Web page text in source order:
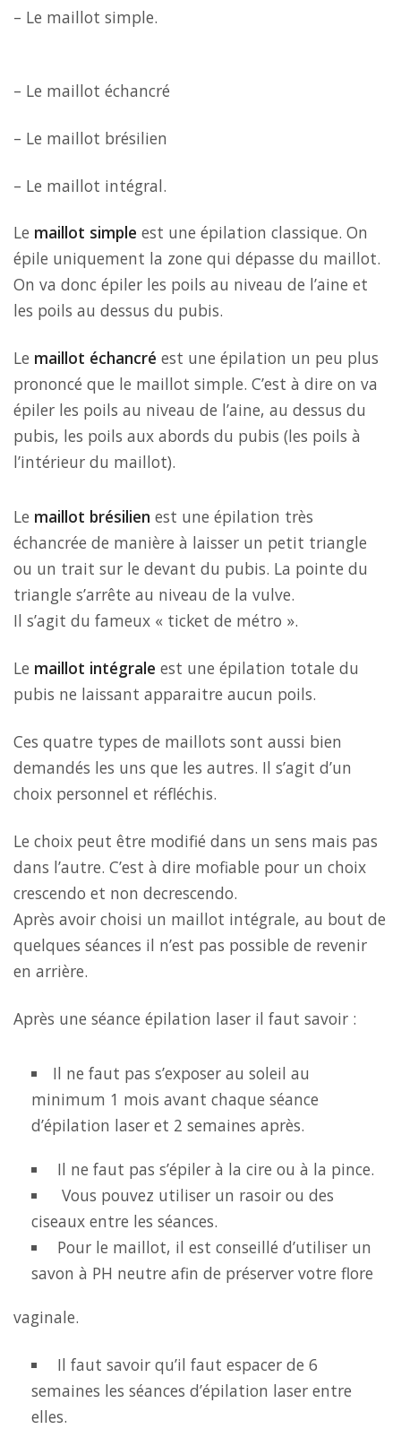
– Le maillot simple.
– Le maillot échancré
– Le maillot brésilien
– Le maillot intégral.
Le maillot simple est une épilation classique. On
épile uniquement la zone qui dépasse du maillot.
On va donc épiler les poils au niveau de l’aine et
les poils au dessus du pubis.
Le maillot échancré est une épilation un peu plus
prononcé que le maillot simple. C’est à dire on va
épiler les poils au niveau de l’aine, au dessus du
pubis, les poils aux abords du pubis (les poils à
l’intérieur du maillot).
Le maillot brésilien est une épilation très
échancrée de manière à laisser un petit triangle
ou un trait sur le devant du pubis. La pointe du
triangle s’arrête au niveau de la vulve.
Il s’agit du fameux « ticket de métro ».
Le maillot intégrale est une épilation totale du
pubis ne laissant apparaitre aucun poils.
Ces quatre types de maillots sont aussi bien
demandés les uns que les autres. Il s’agit d’un
choix personnel et réfléchis.
Le choix peut être modifié dans un sens mais pas
dans l’autre. C’est à dire mofiable pour un choix
crescendo et non decrescendo.
Après avoir choisi un maillot intégrale, au bout de
quelques séances il n’est pas possible de revenir
en arrière.
Après une séance épilation laser il faut savoir :
Il ne faut pas s’exposer au soleil au
minimum 1 mois avant chaque séance
d’épilation laser et 2 semaines après.
Il ne faut pas s’épiler à la cire ou à la pince.
Vous pouvez utiliser un rasoir ou des
ciseaux entre les séances.
Pour le maillot, il est conseillé d’utiliser un
savon à PH neutre afin de préserver votre flore
vaginale.
Il faut savoir qu’il faut espacer de 6
semaines les séances d’épilation laser entre
elles.